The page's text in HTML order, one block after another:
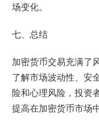
场变化。
七、总结
加密货币交易充满了
了解市场波动性、安
险和心理风险，投资
提高在加密货币市场